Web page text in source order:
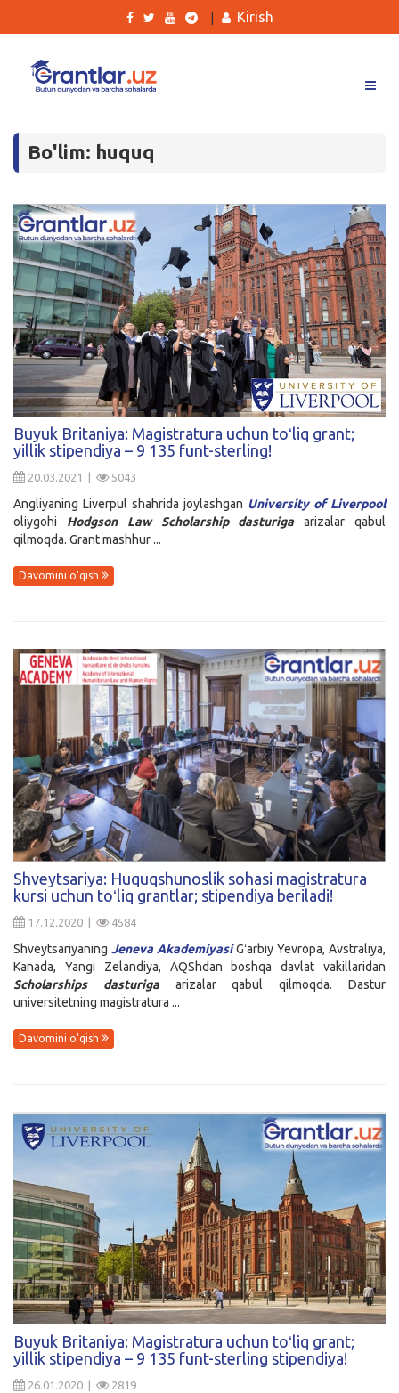
Tanlovlar
Kurslar
Blog
Yana
Qidirish
Kirish
Kirish
Bo'lim: huquq
Buyuk Britaniya: Magistratura uchun toʻliq grant;
yillik stipendiya – 9 135 funt-sterling!
20.03.2021 | 5043
Angliyaning Liverpul shahrida joylashgan University of Liverpool
oliygohi Hodgson Law Scholarship dasturiga arizalar qabul
qilmoqda. Grant mashhur ...
Davomini o'qish
Shveytsariya: Huquqshunoslik sohasi magistratura
kursi uchun toʻliq grantlar; stipendiya beriladi!
17.12.2020 | 4584
Shveytsariyaning Jeneva AkademiyasiGʻarbiy Yevropa, Avstraliya,
Kanada, Yangi Zelandiya, AQShdan boshqa davlat vakillaridan
Scholarships dasturigaarizalar qabul qilmoqda. Dastur
universitetning magistratura ...
Davomini o'qish
Buyuk Britaniya: Magistratura uchun toʻliq grant;
yillik stipendiya – 9 135 funt-sterling stipendiya!
26.01.2020 | 2819